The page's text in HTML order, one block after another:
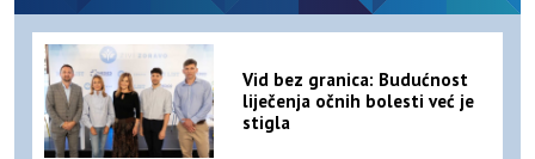
Vid bez granica: Budućnost
liječenja očnih bolesti već je
stigla